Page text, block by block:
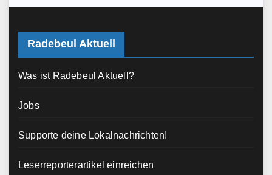
Radebeul Aktuell
Was ist Radebeul Aktuell?
Jobs
Supporte deine Lokalnachrichten!
Leserreporterartikel einreichen